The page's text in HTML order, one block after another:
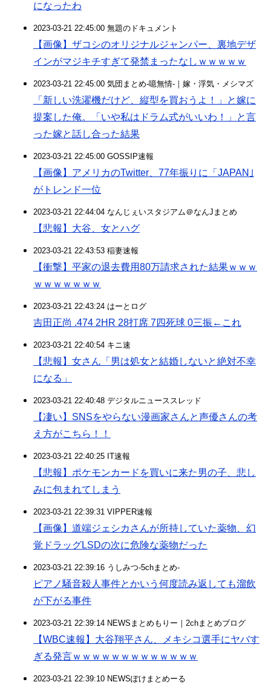
になったわ
2023-03-21 22:45:00 無題のドキュメント
【画像】ザコシのオリジナルジャンパー、裏地デザ
インがマジキチすぎて発禁まったなしｗｗｗｗｗ
2023-03-21 22:45:00 気団まとめ-噫無情-｜嫁・浮気・メシマズ
「新しい洗濯機だけど、縦型を買おうよ！」と嫁に
提案した俺。「いや私はドラム式がいいわ！」と言
った嫁と話し合った結果
2023-03-21 22:45:00 GOSSIP速報
【画像】アメリカのTwitter、77年振りに「JAPAN｣
がトレンド一位
2023-03-21 22:44:04 なんじぇいスタジアム＠なんJまとめ
【悲報】大谷、女とハグ
2023-03-21 22:43:53 稲妻速報
【衝撃】平家の退去費用80万請求された結果ｗｗｗ
ｗｗｗｗｗｗｗ
2023-03-21 22:43:24 はーとログ
吉田正尚 .474 2HR 28打席 7四死球 0三振←これ
2023-03-21 22:40:54 キニ速
【悲報】女さん「男は処女と結婚しないと絶対不幸
になる」
2023-03-21 22:40:48 デジタルニューススレッド
【凄い】SNSをやらない漫画家さんと声優さんの考
え方がこちら！！
2023-03-21 22:40:25 IT速報
【悲報】ポケモンカードを買いに来た男の子、悲し
みに包まれてしまう
2023-03-21 22:39:31 VIPPER速報
【画像】道端ジェシカさんが所持していた薬物、幻
覚ドラッグLSDの次に危険な薬物だった
2023-03-21 22:39:16 うしみつ-5chまとめ-
ピアノ騒音殺人事件とかいう何度読み返しても溜飲
が下がる事件
2023-03-21 22:39:14 NEWSまとめもりー｜2chまとめブログ
【WBC速報】大谷翔平さん、メキシコ選手にヤバす
ぎる発言ｗｗｗｗｗｗｗｗｗｗｗｗｗ
2023-03-21 22:39:10 NEWSぽけまとめーる